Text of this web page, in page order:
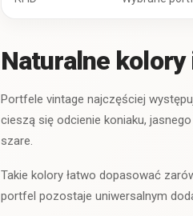
Naturalne
Portfele vintage najczęściej
cieszą się odcienie koniaku,
szare.
Takie kolory łatwo dopasować
portfel pozostaje uniwersalnym